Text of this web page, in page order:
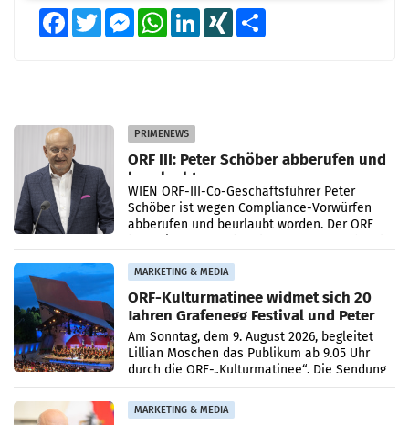
FacebookTwitter MessengerWhatsAppLinkedInXING
PRIMENEWS
ORF III: Peter Schöber abberufen und
beurlaubt
WIEN ORF-III-Co-Geschäftsführer Peter
Schöber ist wegen Compliance-Vorwürfen
abberufen und beurlaubt worden. Der ORF
MARKETING & MEDIA
ORF-Kulturmatinee widmet sich 20
Jahren Grafenegg Festival und Peter
Simonischek
Am Sonntag, dem 9. August 2026, begleitet
Lillian Moschen das Publikum ab 9.05 Uhr
durch die ORF-„Kulturmatinee“. Die Sendung
startet mit der Dokumentation „20 Jahre
Grafenegg
MARKETING & MEDIA